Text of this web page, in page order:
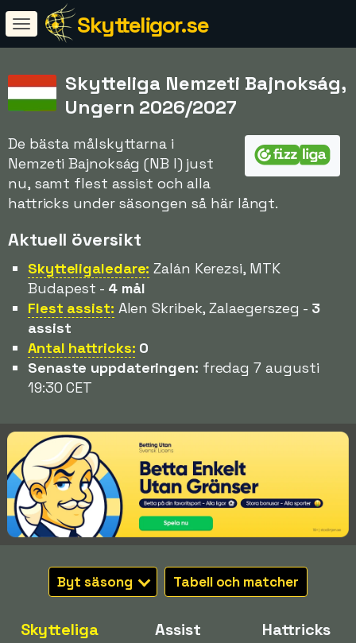
Skytteligor.se
Skytteliga Nemzeti Bajnokság,
Ungern 2026/2027
De bästa målskyttarna i
Nemzeti Bajnokság (NB I) just
nu, samt flest assist och alla
hattricks under säsongen så här långt.
Aktuell översikt
Skytteligaledare: Zalán Kerezsi, MTK
Budapest - 4 mål
Flest assist: Alen Skribek, Zalaegerszeg - 3
assist
Antal hattricks: 0
Senaste uppdateringen: fredag 7 augusti
19:30 CET
Byt säsong Tabell och matcher
Skytteliga Assist Hattricks